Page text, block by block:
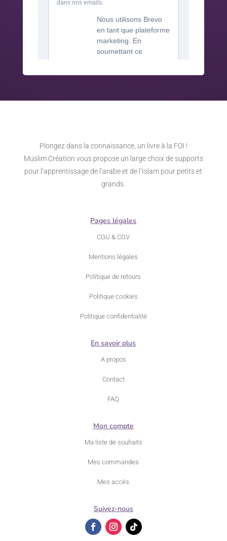
Plongez dans la connaissance, un livre à la FOI !
Muslim Création vous propose un large choix de supports
pour l’apprentissage de l’arabe et de l’Islam pour petits et
grands.
Pages légales
CGU & CGV
Mentions légales
Politique de retours
Politique cookies
Politique confidentialité
En savoir plus
A propos
Contact
FAQ
Mon compte
Ma liste de souhaits
Mes commandes
Mes accès
Suivez-nous